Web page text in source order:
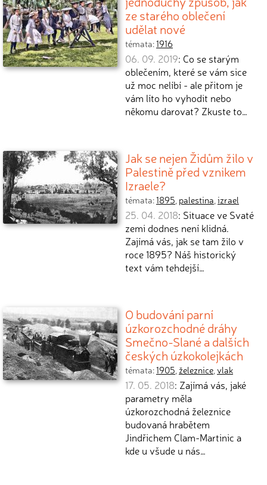
ze starého oblečení
udělat nové
témata:1916
06. 09. 2019: Co se starým
oblečením, které se vám sice
už moc nelíbí - ale přitom je
vám líto ho vyhodit nebo
někomu darovat? Zkuste to…
Jak se nejen Židům žilo v
Palestině před vznikem
Izraele?
témata:1895, palestina,izrael
25. 04. 2018: Situace ve Svaté
zemi dodnes není klidná.
Zajímá vás, jak se tam žilo v
roce 1895? Náš historický
text vám tehdejší…
O budování parní
úzkorozchodné dráhy
Smečno-Slané a dalších
českých úzkokolejkách
témata:1905, železnice,vlak
17. 05. 2018: Zajímá vás, jaké
parametry měla
úzkorozchodná železnice
budovaná hrabětem
Jindřichem Clam-Martinic a
kde u všude u nás…